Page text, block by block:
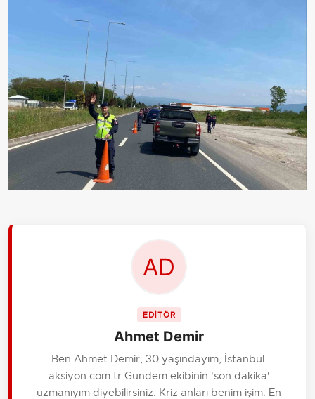
EDİTÖR
Ahmet Demir
Ben Ahmet Demir, 30 yaşındayım, İstanbul.
aksiyon.com.tr Gündem ekibinin 'son dakika'
uzmanıyım diyebilirsiniz. Kriz anları benim işim. En